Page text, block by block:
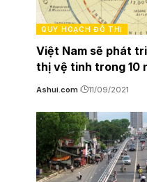
QUY HOẠCH ĐÔ THỊ
Việt Nam sẽ phát
thị vệ tinh trong 10
Ashui.com 11/09/2021